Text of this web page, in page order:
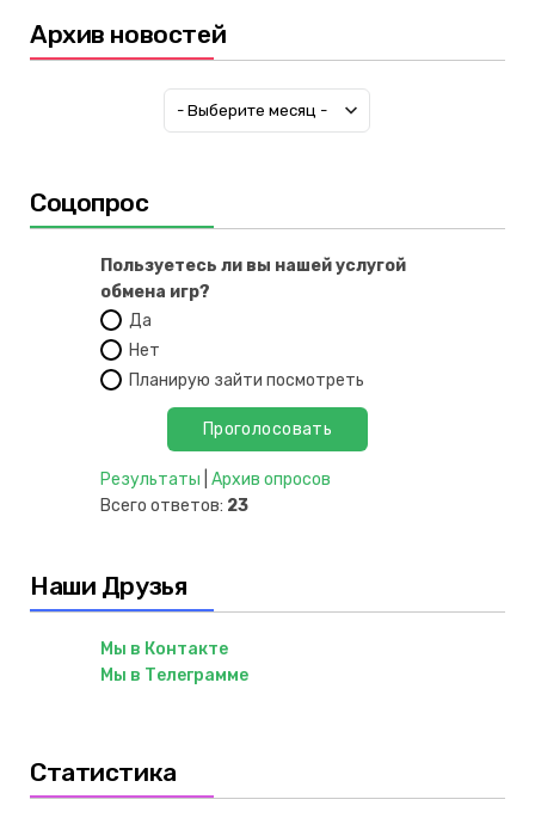
Архив новостей
Соцопрос
Пользуетесь ли вы нашей услугой
обмена игр?
Да
Нет
Планирую зайти посмотреть
Результаты Архив опросов
Всего ответов: 23
Наши Друзья
Мы в Контакте
Мы в Телеграмме
Статистика